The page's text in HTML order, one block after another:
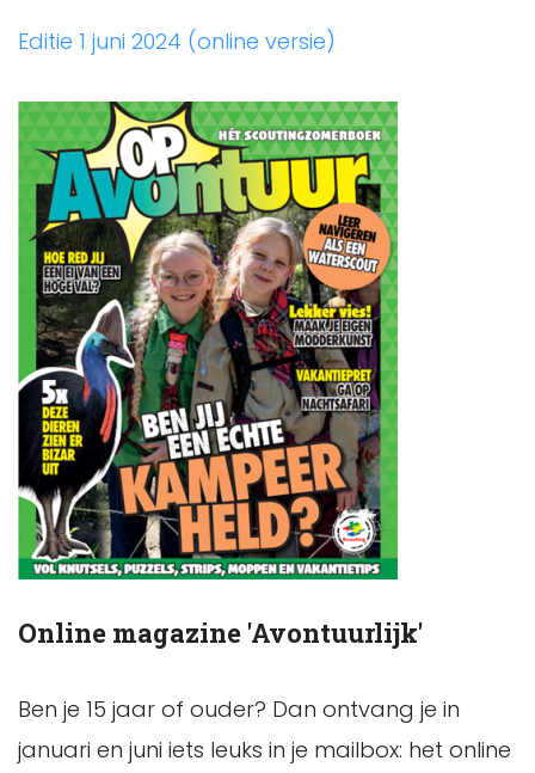
Editie 1 juni 2024 (online versie)
Online magazine 'Avontuurlijk'
Ben je 15 jaar of ouder? Dan ontvang je in
januari en juni iets leuks in je mailbox: het online